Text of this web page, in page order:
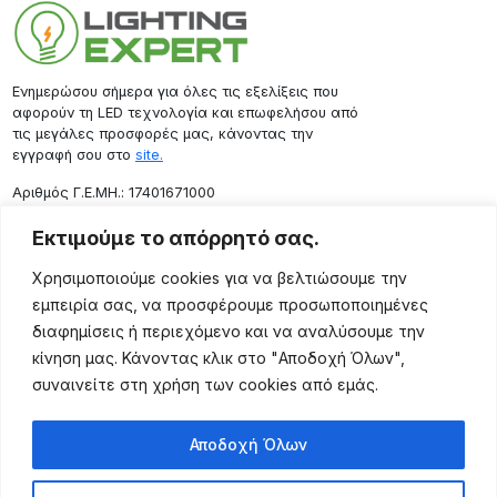
Εκτιμούμε το απόρρητό σας.
Χρησιμοποιούμε cookies για να βελτιώσουμε την
εμπειρία σας, να προσφέρουμε προσωποποιημένες
διαφημίσεις ή περιεχόμενο και να αναλύσουμε την
κίνηση μας. Κάνοντας κλικ στο "Αποδοχή Όλων",
συναινείτε στη χρήση των cookies από εμάς.
Αποδοχή Όλων
Ενημερώσου σήμερα για όλες τις εξελίξεις που
αφορούν τη LED τεχνολογία και επωφελήσου από
τις μεγάλες προσφορές μας, κάνοντας την
εγγραφή σου στο site.
Aριθμός Γ.Ε.ΜΗ.: 17401671000
Επικοινωνία
Ρόδου 133, Αθήνα 10443
(+30) 211 725 5427
sales@lightingexpert.gr
Χρήσιμες Σελίδες
Προϊόντα